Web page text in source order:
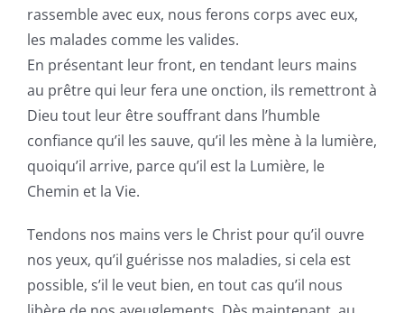
rassemble avec eux, nous ferons corps avec eux,
les malades comme les valides.
En présentant leur front, en tendant leurs mains
au prêtre qui leur fera une onction, ils remettront à
Dieu tout leur être souffrant dans l’humble
confiance qu’il les sauve, qu’il les mène à la lumière,
quoiqu’il arrive, parce qu’il est la Lumière, le
Chemin et la Vie.
Tendons nos mains vers le Christ pour qu’il ouvre
nos yeux, qu’il guérisse nos maladies, si cela est
possible, s’il le veut bien, en tout cas qu’il nous